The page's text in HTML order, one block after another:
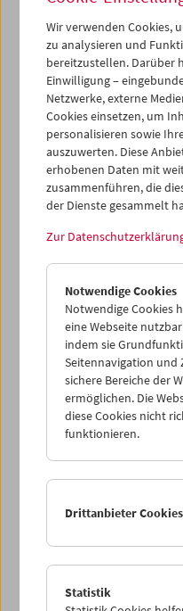
Wir verwenden Cookies,
zu analysieren und
bereitzustellen. Darüber
Einwilligung –
Netzwerke, externe
Cookies einsetzen, um
personalisieren sowie
auszuwerten. Diese
erhobenen Daten mit
zusammenführen, die
der Dienste gesammelt
Zur
Notwendige Cookies
Notwendige Cookies
eine Webseite
indem sie
Seitennavigation und
sichere Bereiche der
ermöglichen. Die
diese Cookies nicht
funktionieren.
Drittanbieter Cookies
Statistik